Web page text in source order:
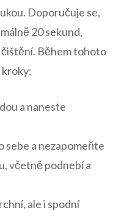
Doporučuje se,
20 sekund,
Během tohoto
kroky:
a naneste
sebe a nezapomeňte
včetně podnebí a
ale ‍i spodní